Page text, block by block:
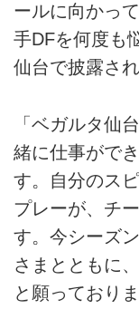
ールに向かっ
手DFを何度も
仙台で披露さ
「ベガルタ仙
緒に仕事がで
す。自分のス
プレーが、チ
す。今シーズ
さまとともに
と願っており